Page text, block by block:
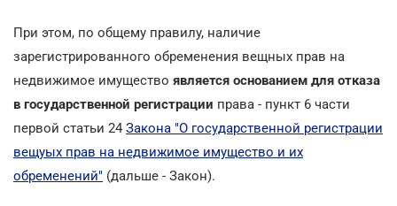
При этом, по общему правилу, наличие
зарегистрированного обременения вещных прав на
недвижимое имущество является основанием для отказа
в государственной регистрации права - пункт 6 части
первой статьи 24 Закона "О государственной регистрации
вещyых прав на недвижимое имущество и их
обременений" (дальше - Закон).